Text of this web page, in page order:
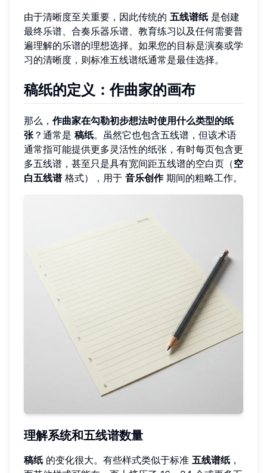
由于清晰度至关重要，因此传统的 五线谱纸 是创建
最终乐谱、合奏乐器乐谱、教育练习以及任何需要普
遍理解的乐谱的理想选择。如果您的目标是演奏或学
习的清晰度，则标准五线谱纸通常是最佳选择。
稿纸的定义：作曲家的画布
那么， 作曲家在勾勒初步想法时使用什么类型的纸
张 ？通常是 稿纸。虽然它也包含五线谱，但该术语
通常指可能提供更多灵活性的纸张，有时每页包含更
多五线谱，甚至只是具有宽间距五线谱的空白页（空
白五线谱格式），用于 音乐创作期间的粗略工作。
理解系统和五线谱数量
稿纸 的变化很大。有些样式类似于标准 五线谱纸 ，